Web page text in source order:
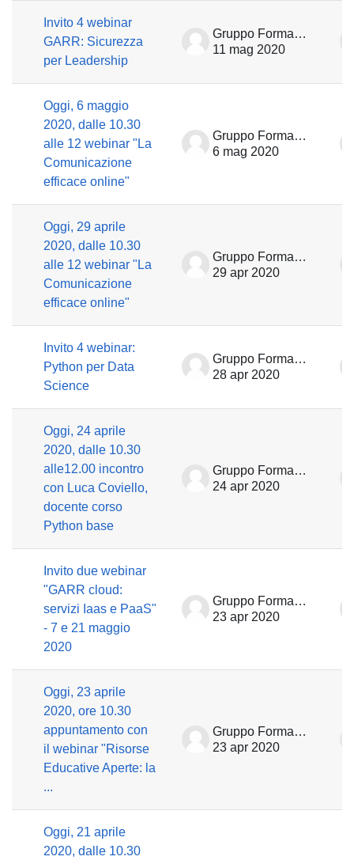
Invito 4 webinar
GARR: Sicurezza
per Leadership
Gruppo Formazione
11 mag 2020
Oggi, 6 maggio
2020, dalle 10.30
alle 12 webinar "La
Comunicazione
efficace online"
Gruppo Formazione
6 mag 2020
Oggi, 29 aprile
2020, dalle 10.30
alle 12 webinar "La
Comunicazione
efficace online"
Gruppo Formazione
29 apr 2020
Invito 4 webinar:
Python per Data
Science
Gruppo Formazione
28 apr 2020
Oggi, 24 aprile
2020, dalle 10.30
alle12.00 incontro
con Luca Coviello,
docente corso
Python base
Gruppo Formazione
24 apr 2020
Invito due webinar
"GARR cloud:
servizi Iaas e PaaS"
- 7 e 21 maggio
2020
Gruppo Formazione
23 apr 2020
Oggi, 23 aprile
2020, ore 10.30
appuntamento con
il webinar "Risorse
Educative Aperte: la
...
Gruppo Formazione
23 apr 2020
Oggi, 21 aprile
2020, dalle 10.30